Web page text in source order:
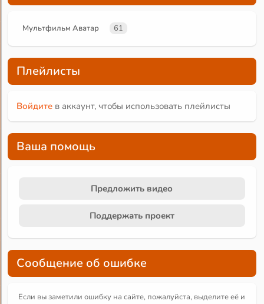
Мультфильм Аватар 61
Плейлисты
Войдите в аккаунт, чтобы использовать плейлисты
Ваша помощь
Предложить видео
Поддержать проект
Сообщение об ошибке
Если вы заметили ошибку на сайте, пожалуйста, выделите её и